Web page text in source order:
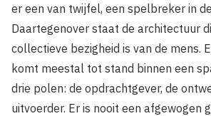
er een van twijfel, een spelbreker in
Daartegenover staat de architectuur
collectieve bezigheid is van de mens.
komt meestal tot stand binnen een
drie polen: de opdrachtgever, de
uitvoerder. Er is nooit een afgewogen